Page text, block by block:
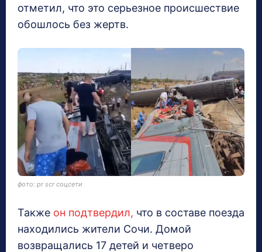
отметил, что это серьезное происшествие
обошлось без жертв.
фото: pr scr соцсети
Также он подтвердил, что в составе поезда
находились жители Сочи. Домой
возвращались 17 детей и четверо